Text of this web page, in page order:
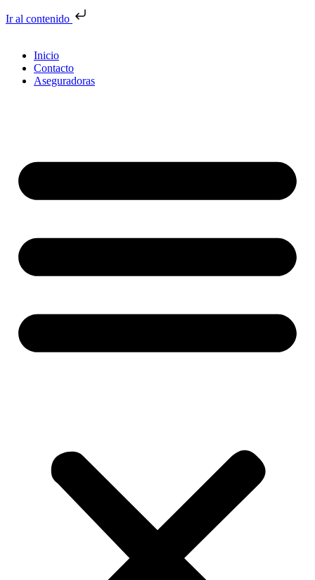
Ir al contenido
Inicio
Contacto
Aseguradoras